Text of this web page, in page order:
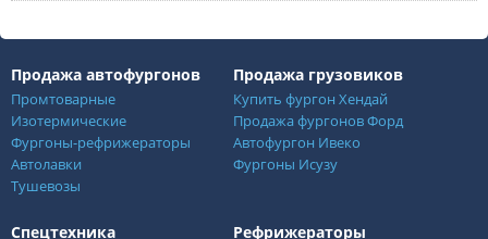
Продажа автофургонов
Промтоварные
Изотермические
Фургоны-рефрижераторы
Автолавки
Тушевозы
Продажа грузовиков
Купить фургон Хендай
Продажа фургонов Форд
Автофургон Ивеко
Фургоны Исузу
Спецтехника Рефрижераторы